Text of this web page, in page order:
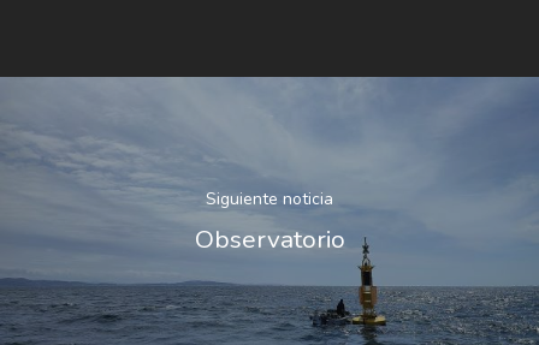
Siguiente noticia
Observatorio